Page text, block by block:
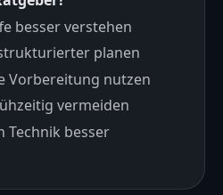
besser verstehen
planen
Vorbereitung nutzen
vermeiden
Technik besser